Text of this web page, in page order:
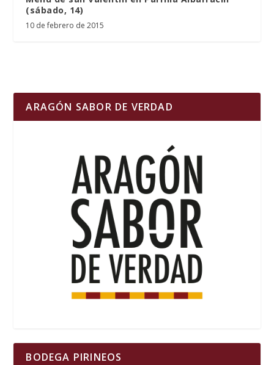
(sábado, 14)
10 de febrero de 2015
ARAGÓN SABOR DE VERDAD
BODEGA PIRINEOS